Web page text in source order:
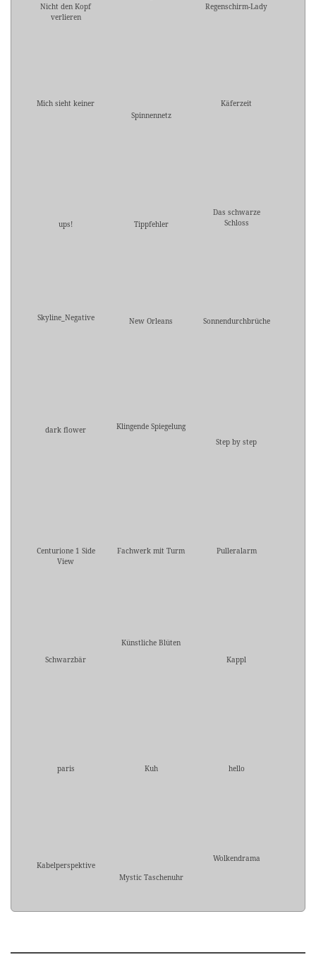
Nicht den Kopf
verlieren
Regenschirm-Lady
Mich sieht keiner
Spinnennetz
Käferzeit
ups! Tippfehler
Das schwarze
Schloss
Skyline_Negative New Orleans Sonnendurchbrüche
dark flower
Klingende Spiegelung
Step by step
Centurione 1 Side
View
Fachwerk mit Turm Pulleralarm
Schwarzbär
Künstliche Blüten
Kappl
paris Kuh hello
Kabelperspektive
Mystic Taschenuhr
Wolkendrama